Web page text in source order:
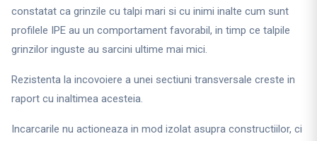
constatat ca grinzile cu talpi mari si cu inimi inalte cum sunt
profilele IPE au un comportament favorabil, in timp ce talpile
grinzilor inguste au sarcini ultime mai mici.
Rezistenta la incovoiere a unei sectiuni transversale creste in
raport cu inaltimea acesteia.
Incarcarile nu actioneaza in mod izolat asupra constructiilor, ci